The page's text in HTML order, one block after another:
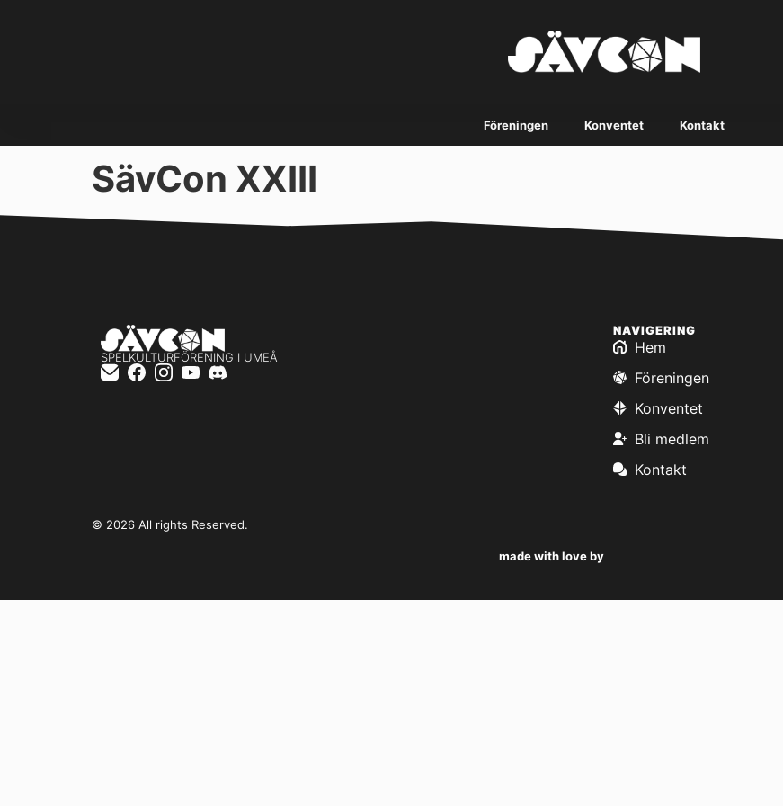
Föreningen Konventet Kontakt
SävCon XXIII
SPELKULTURFÖRENING I UMEÅ
NAVIGERING
Hem
Föreningen
Konventet
Bli medlem
Kontakt
© 2026 All rights Reserved.
made with love by